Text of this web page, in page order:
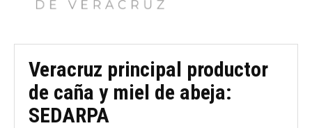
Veracruz principal productor
de caña y miel de abeja:
SEDARPA